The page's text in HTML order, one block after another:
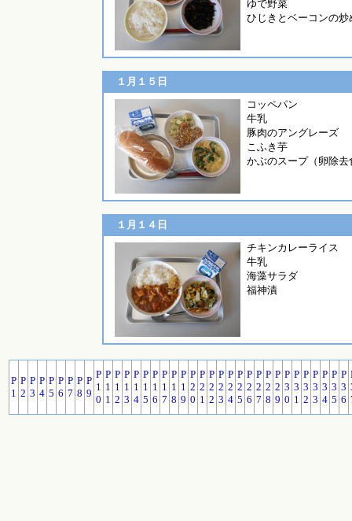
ゆで野菜
ひじきとベーコンの炒
１月１５日
コッペ
牛乳
豚肉のアングレーズ
こふき芋
かぶのスープ（卵除去
１月１４日
チキンカレーライス
牛乳
海藻サラダ
福神漬
P
1
P
2
P
3
P
4
P
5
P
6
P
7
P
8
P
9
P
1
0
P
1
1
P
1
2
P
1
3
P
1
4
P
1
5
P
1
6
P
1
7
P
1
8
P
1
9
P
2
0
P
2
1
P
2
2
P
2
3
P
2
4
P
2
5
P
2
6
P
2
7
P
2
8
P
2
9
P
3
0
P
3
1
P
3
2
P
3
3
P
3
4
P
3
5
P
3
6